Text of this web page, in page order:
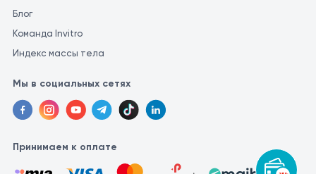
Блог
Команда Invitro
Индекс массы тела
Мы в социальных сетях
Принимаем к оплате